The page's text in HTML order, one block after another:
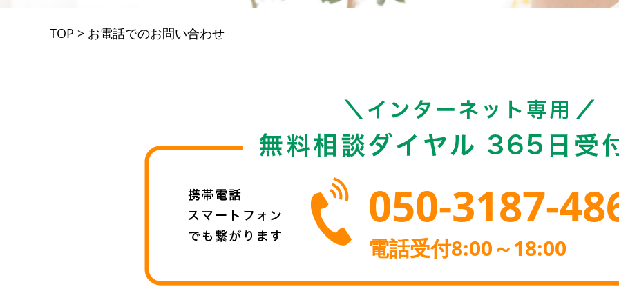
TOP > お電話でのお問い合わせ
050-3187-
電話受付8:00～18:00